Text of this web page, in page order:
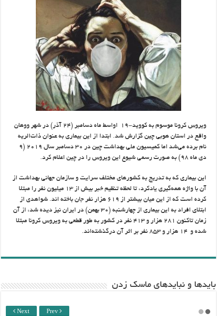
ویروس کرونا موسوم به کووید-۱۹ اواسط ماه دسامبر (۲۴ آذر) در شهر ووهان
واقع در استان هوبی چین گزارش شد. ابتدا از این بیماری به عنوان ذات‌الریه
نام برده می‌شد اما کمیسیون ملی بهداشت چین در ۳۰ دسامبر سال ۲۰۱۹ (۹
دی ماه ۹۸) به صورت رسمی شیوع این ویروس را در چین اعلام کرد.
این بیماری که به تدریج به کشورهای مختلف سرایت و سازمان جهانی بهداشت از
آن با واژه همه‌گیری یادکرد، تا لحظه تنظیم خبر بیش از ۱۳ میلیون نفر را مبتلا
کرده است که از این میان بیشتر از ۶۱۹ هزار نفر جان باخته اند. شواهدی از
ابتلای افراد به این بیماری از چهارشنبه (۳۰ بهمن) در ایران نیز دیده شد، از آن
زمان تاکنون ۲۸۱ هزار و ۴۱۳ نفر در کشور به طور قطعی به ویروس کرونا مبتلا
شده و ۱۴ هزار و ۸۵۳ نفر بر اثر آن درگذشته‌اند.
باید‌ها و نبایدهای ماسک زدن
Next Prev